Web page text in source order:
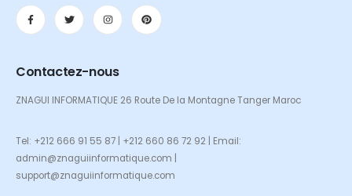
Contactez-nous
ZNAGUI INFORMATIQUE 26 Route De la Montagne Tanger Maroc
Tel: +212 666 91 55 87 | +212 660 86 72 92 | Email:
admin@znaguiinformatique.com |
support@znaguiinformatique.com